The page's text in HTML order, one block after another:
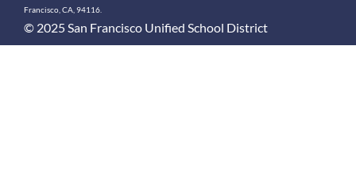
Francisco, CA, 94116.
© 2025 San Francisco Unified School District